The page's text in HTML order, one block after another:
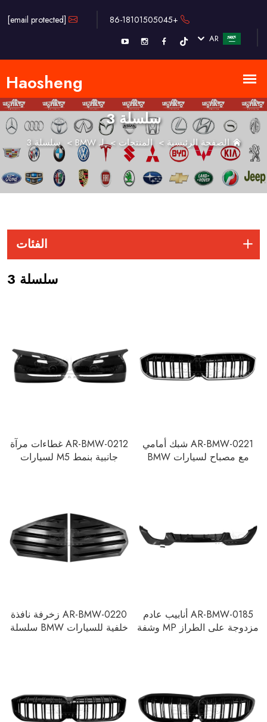
+86-18101505045
[email protected]
AR
سلسلة 3
الصفحة الرئيسية >المنتجات >لـ BMW >سلسلة 3
الفئات
سلسلة 3
AR-BMW-0212 غطاءات مرآة
جانبية بنمط M5 لسيارات
AR-BMW-0221 شبك أمامي
مع مصباح لسيارات BMW
AR-BMW-0220 زخرفة نافذة
خلفية للسيارات BMW سلسلة
AR-BMW-0185 أنابيب عادم
مزدوجة على الطراز MP وشفة